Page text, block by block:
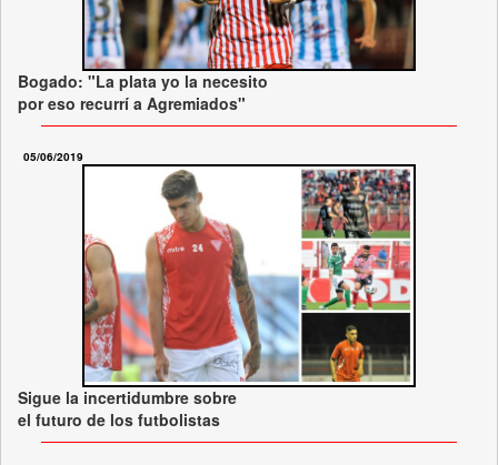
Bogado: "La plata yo la necesito
por eso recurrí a Agremiados"
05/06/2019
Sigue la incertidumbre sobre
el futuro de los futbolistas